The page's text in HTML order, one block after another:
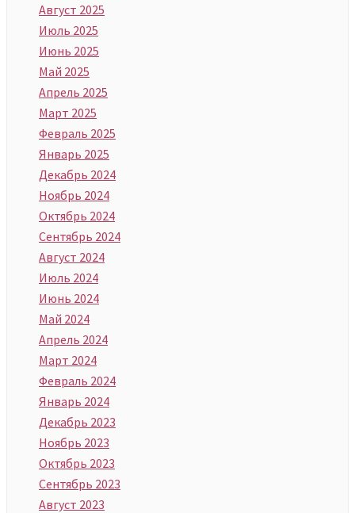
Август 2025
Июль 2025
Июнь 2025
Май 2025
Апрель 2025
Март 2025
Февраль 2025
Январь 2025
Декабрь 2024
Ноябрь 2024
Октябрь 2024
Сентябрь 2024
Август 2024
Июль 2024
Июнь 2024
Май 2024
Апрель 2024
Март 2024
Февраль 2024
Январь 2024
Декабрь 2023
Ноябрь 2023
Октябрь 2023
Сентябрь 2023
Август 2023